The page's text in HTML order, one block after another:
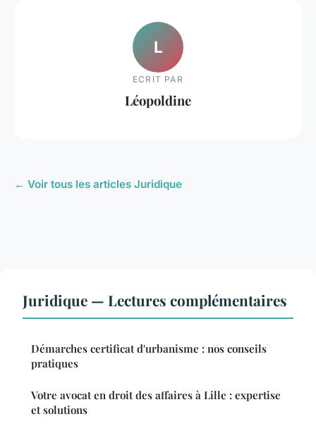
L
ECRIT PAR
Léopoldine
← Voir tous les articles Juridique
Juridique — Lectures complémentaires
Démarches certificat d'urbanisme : nos conseils
pratiques
Votre avocat en droit des affaires à Lille : expertise
et solutions